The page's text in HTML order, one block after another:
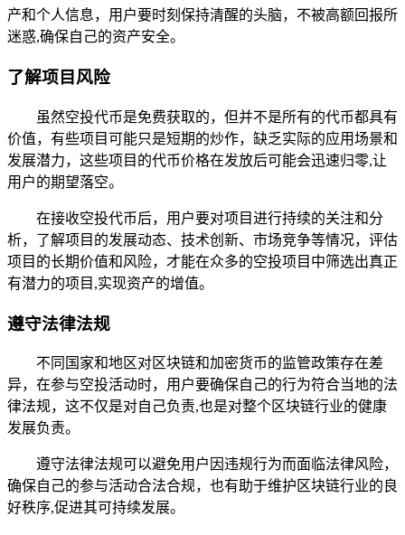
产和个人信息，用户要时刻保持清醒的头脑，不被高额回报所
迷惑,确保自己的资产安全。
了解项目风险
虽然空投代币是免费获取的，但并不是所有的代币都具有
价值，有些项目可能只是短期的炒作，缺乏实际的应用场景和
发展潜力，这些项目的代币价格在发放后可能会迅速归零,让
用户的期望落空。
在接收空投代币后，用户要对项目进行持续的关注和分
析，了解项目的发展动态、技术创新、市场竞争等情况，评估
项目的长期价值和风险，才能在众多的空投项目中筛选出真正
有潜力的项目,实现资产的增值。
遵守法律法规
不同国家和地区对区块链和加密货币的监管政策存在差
异，在参与空投活动时，用户要确保自己的行为符合当地的法
律法规，这不仅是对自己负责,也是对整个区块链行业的健康
发展负责。
遵守法律法规可以避免用户因违规行为而面临法律风险，
确保自己的参与活动合法合规，也有助于维护区块链行业的良
好秩序,促进其可持续发展。